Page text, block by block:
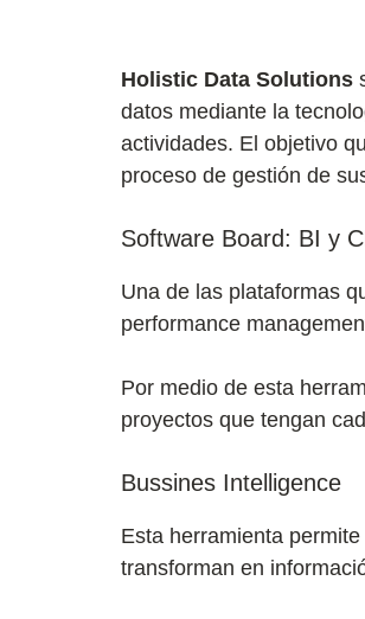
Holistic Data Solutions
datos mediante la
actividades. El objetivo
proceso de gestión de
Software Board: BI y
Una de las plataformas
performance
Por medio de esta
proyectos que tengan
Bussines Intelligence
Esta herramienta
transforman en